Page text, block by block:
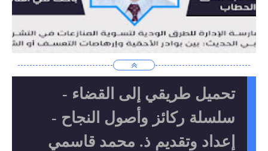
تحميل طريقي إلى القضاء -
سلسلة ركائز وأصول النجاح -
إعداد وتقديم ذ. محمد قاسمي